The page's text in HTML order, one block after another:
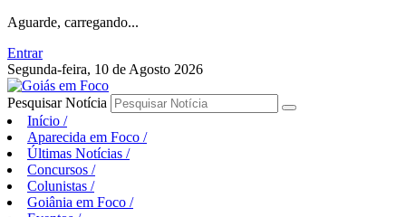
Aguarde, carregando...
Entrar
Segunda-feira, 10 de Agosto 2026
Pesquisar Notícia
Início /
Aparecida em Foco /
Últimas Notícias /
Concursos /
Colunistas /
Goiânia em Foco /